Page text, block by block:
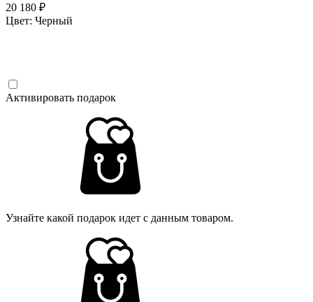
20 180 ₽
Цвет: Черный
Активировать подарок
Узнайте какой подарок идет с данным товаром.